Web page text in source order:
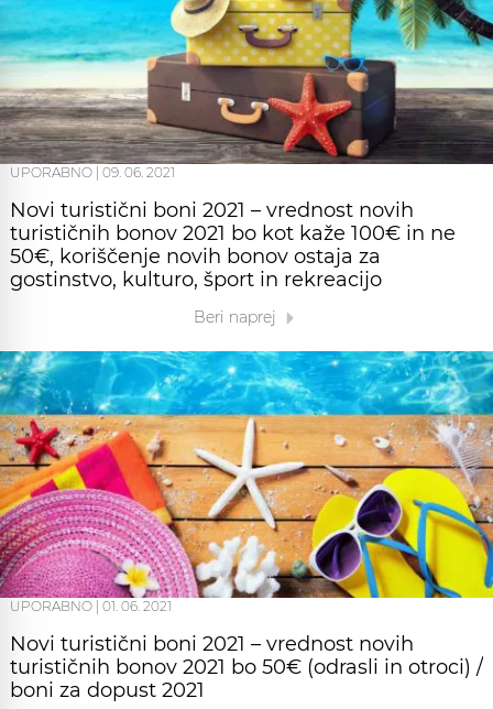
UPORABNO | 09. 06. 2021
Novi turistični boni 2021 – vrednost novih
turističnih bonov 2021 bo kot kaže 100€ in ne
50€, koriščenje novih bonov ostaja za
gostinstvo, kulturo, šport in rekreacijo
Beri naprej
UPORABNO 01. 06. 2021
Novi turistični boni 2021 – vrednost novih
turističnih bonov 2021 bo 50€ (odrasli in otroci) /
boni za dopust 2021